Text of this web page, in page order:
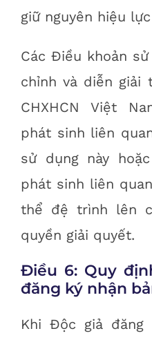
giữ nguyên hiệu
Các Điều khoản
chỉnh và diễn giải
CHXHCN Việt
phát sinh liên
sử dụng này
phát sinh liên
thể đệ trình lên
quyền giải quyết.
Điều 6: Quy
đăng ký nhận
Khi Độc giả đăng